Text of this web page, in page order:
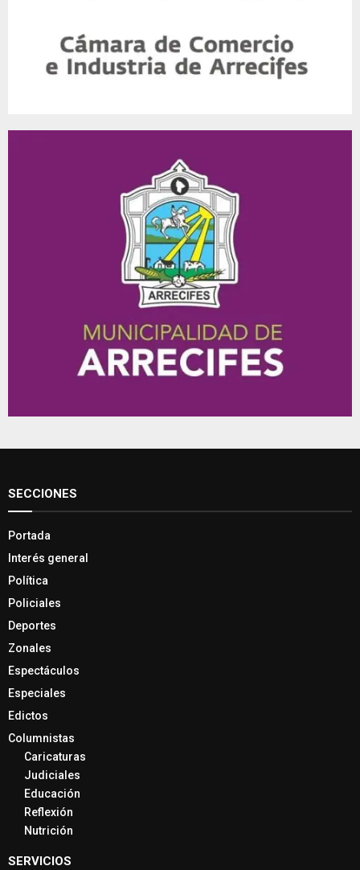
SECCIONES
Portada
Interés general
Política
Policiales
Deportes
Zonales
Espectáculos
Especiales
Edictos
Columnistas
Caricaturas
Judiciales
Educación
Reflexión
Nutrición
SERVICIOS